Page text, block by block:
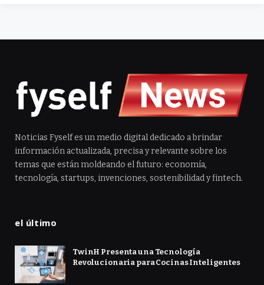
Noticias Fyself es un medio digital dedicado a brindar
información actualizada, precisa y relevante sobre los
temas que están moldeando el futuro: economía,
tecnología, startups, invenciones, sostenibilidad y fintech.
el último
TwinH Presenta una Tecnología
Revolucionaria para Cocinas Inteligentes